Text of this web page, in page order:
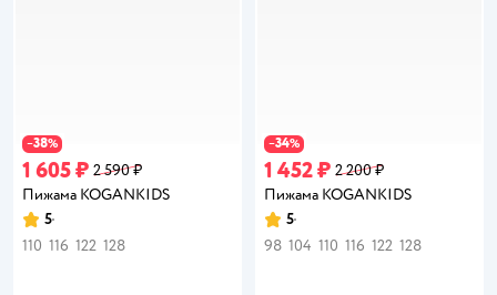
−38%
1 605 ₽ 2 590 ₽
Пижама KOGANKIDS
Рейтинг:
5
110 116 122 128
−34%
1 452 ₽ 2 200 ₽
Пижама KOGANKIDS
Рейтинг:
5
98 104 110 116 122 128